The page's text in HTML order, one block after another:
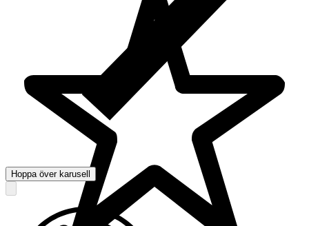
Hoppa över karusell